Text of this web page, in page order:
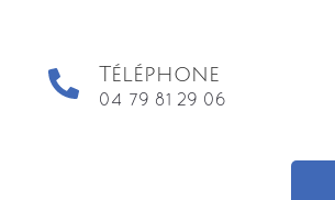
Téléphone
04 79 81 29 06